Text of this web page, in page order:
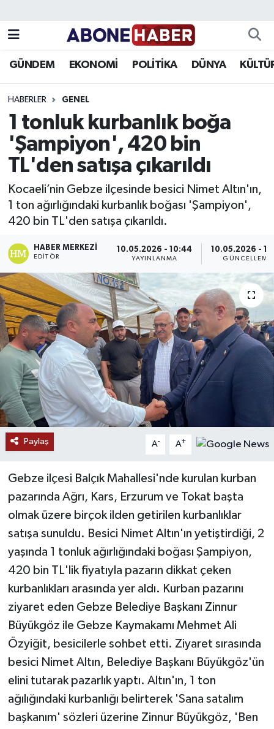
GÜNDEM EKONOMİ POLİTİKA DÜNYA
HABERLER GENEL
1 tonluk kurbanlık boğa
'Şampiyon', 420 bin
TL'den satışa çıkarıldı
Kocaeli’nin Gebze ilçesinde besici Nimet Altın'ın,
1 ton ağırlığındaki kurbanlık boğası 'Şampiyon',
420 bin TL'den satışa çıkarıldı.
HABER MERKEZI
EDITÖR
10.05.2026 - 10:44
YAYINLANMA
10.05.2026 -
GÜNCELLEME
Paylaş A- A+
Gebze ilçesi Balçık Mahallesi'nde kurulan kurban
pazarında Ağrı, Kars, Erzurum ve Tokat başta
olmak üzere birçok ilden getirilen kurbanlıklar
satışa sunuldu. Besici Nimet Altın'ın yetiştirdiği, 2
yaşında 1 tonluk ağırlığındaki boğası Şampiyon,
420 bin TL'lik fiyatıyla pazarın dikkat çeken
kurbanlıkları arasında yer aldı. Kurban pazarını
ziyaret eden Gebze Belediye Başkanı Zinnur
Büyükgöz ile Gebze Kaymakamı Mehmet Ali
Özyiğit, besicilerle sohbet etti. Ziyaret sırasında
besici Nimet Altın, Belediye Başkanı Büyükgöz'ün
elini tutarak pazarlık yaptı. Altın'ın, 1 ton
ağılığındaki kurbanlığı belirterek 'Sana satalım
başkanım' sözleri üzerine Zinnur Büyükgöz, 'Ben
Asayiş
Bilim ve Teknoloji
Çevre
Ekonomi
Genel
Gündem
Haberde İnsan
Kültür Sanat
Magazin
Politika
Sağlık
Son Dakika
Yaşam
Yerel
AboneHaber Özel
Süper Lig Puan Durumu ve Fikstür
Tüm Manşetler
Son Dakika Haberleri